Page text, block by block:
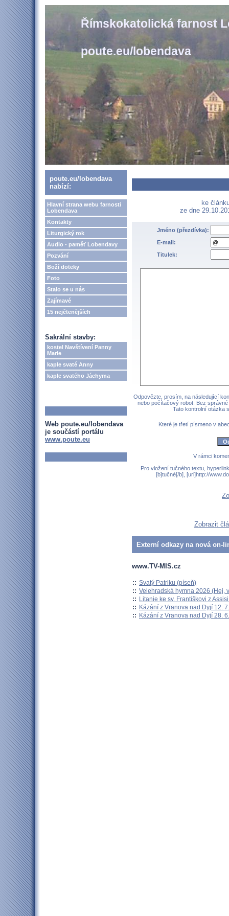
Římskokatolická farnost
poute.eu/lobendava
poute.eu/lobendava
nabízí:
Hlavní strana webu farnosti
Lobendava
Kontakty
Liturgický rok
Audio - paměť Lobendavy
Pozvání
Boží doteky
Foto
Stalo se u nás
Zajímavé
15 nejčtenějších
Sakrální stavby:
kostel Navštívení Panny
Marie
kaple svaté Anny
kaple svatého Jáchyma
Web poute.eu/lobendava
je součástí portálu
www.poute.eu
ke
ze dne
Jméno (přezdívka):
E-mail:
Titulek:
Odpovězte, prosím, na následující
nebo počítačový robot. Bez
Tato kontrolní otázka
Které je třetí písmeno v
V rámci
Pro vložení tučného textu,
[b]tučné[/b], [url]http://
Zobrazit
Externí odkazy na nová on-
www.TV-MIS.cz
:: Svatý Patriku (píseň)
:: Velehradská hymna 2026 (Hej,
:: Litanie ke sv. Františkovi z
:: Kázání z Vranova nad Dyjí 12.
:: Kázání z Vranova nad Dyjí 28.